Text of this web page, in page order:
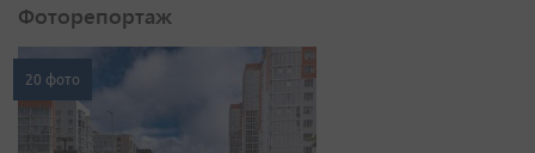
Фоторепортаж
20 фото